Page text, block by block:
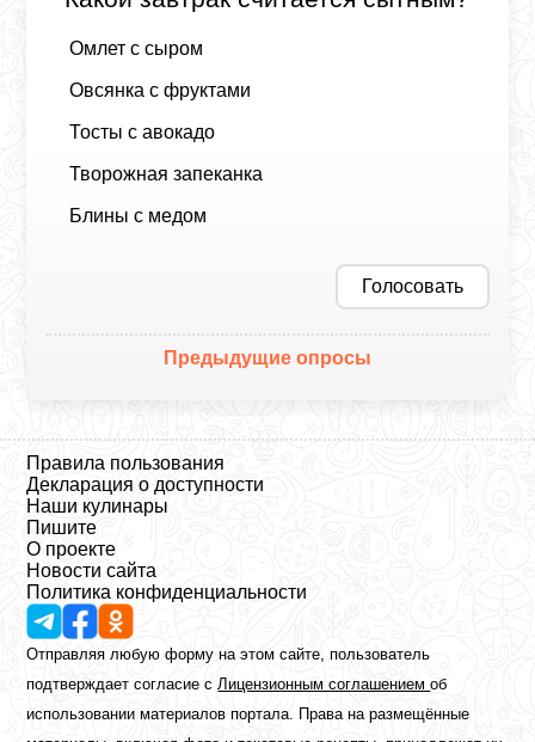
Омлет с сыром
Овсянка с фруктами
Тосты с авокадо
Творожная запеканка
Блины с медом
Голосовать
Предыдущие опросы
Правила пользования
Декларация о доступности
Наши кулинары
Пишите
О проекте
Новости сайта
Политика конфиденциальности
Отправляя любую форму на этом сайте, пользователь
подтверждает согласие сЛицензионным соглашениемоб
использовании материалов портала. Права на размещённые